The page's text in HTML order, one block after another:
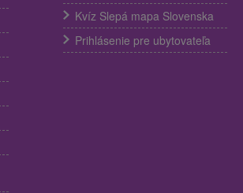
Kvíz Slepá mapa Slovenska
Prihlásenie pre ubytovateľa